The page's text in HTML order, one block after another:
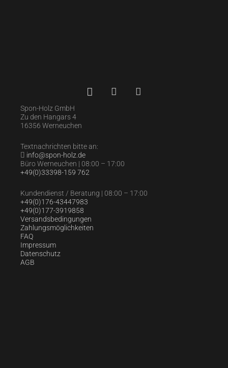
Spon-Holz GmbH
Zu den Hangars 4
16356 Werneuchen
Textnachrichten bitte an:
info@spon-holz.de
Büro Werneuchen | 08:00 – 17:00
+49(0)33398-159 762
Kundendienst / Beratung | 08:00 – 17:00
+49(0)176-43447983
+49(0)177-3919858
Versandsbedingungen
Zahlungsmöglichkeiten
FAQ
Impressum
Datenschutz
AGB